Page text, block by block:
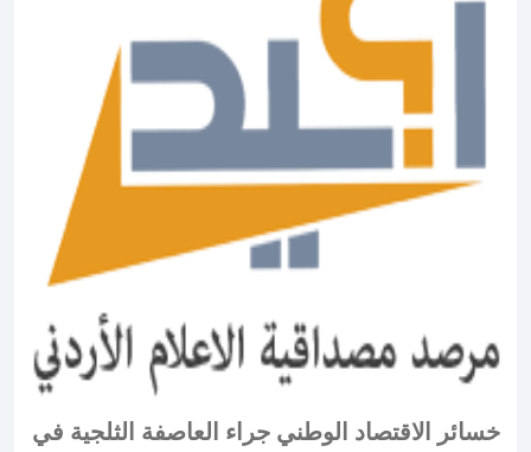
خسائر الاقتصاد الوطني جراء العاصفة الثلجية في